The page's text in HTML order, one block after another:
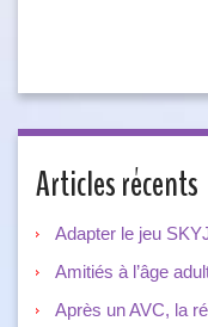
Articles récents
Adapter le jeu
Amitiés à l’âge
Après un AVC, la